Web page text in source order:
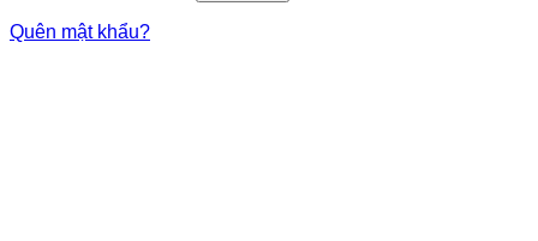
Quên mật khẩu?